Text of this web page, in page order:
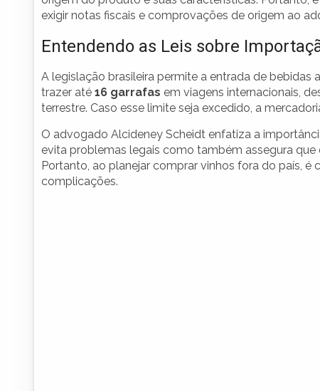
exigir notas fiscais e comprovações de origem ao
Entendendo as Leis sobre
A legislação brasileira permite a entrada de
trazer até 16 garrafas em viagens internacionais,
terrestre. Caso esse limite seja excedido, a
O advogado Alcideney Scheidt enfatiza a
evita problemas legais como também assegura
Portanto, ao planejar comprar vinhos fora do país,
complicações.